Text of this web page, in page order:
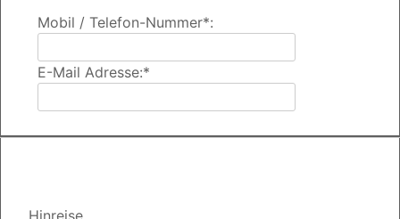
Mobil / Telefon-Nummer*:
E-Mail Adresse:*